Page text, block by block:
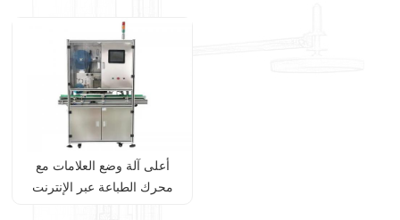
أعلى آلة وضع العلامات مع
محرك الطباعة عبر الإنترنت